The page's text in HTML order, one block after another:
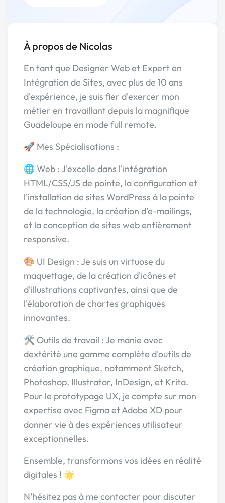
À propos de Nicolas
En tant que Designer Web et Expert en
Intégration de Sites, avec plus de 10 ans
d'expérience, je suis fier d'exercer mon
métier en travaillant depuis la magnifique
Guadeloupe en mode full remote.
🚀 Mes Spécialisations :
🌐 Web : J'excelle dans l'intégration
HTML/CSS/JS de pointe, la configuration et
l'installation de sites WordPress à la pointe
de la technologie, la création d'e-mailings,
et la conception de sites web entièrement
responsive.
🎨 UI Design : Je suis un virtuose du
maquettage, de la création d'icônes et
d'illustrations captivantes, ainsi que de
l'élaboration de chartes graphiques
innovantes.
🛠️ Outils de travail : Je manie avec
dextérité une gamme complète d'outils de
création graphique, notamment Sketch,
Photoshop, Illustrator, InDesign, et Krita.
Pour le prototypage UX, je compte sur mon
expertise avec Figma et Adobe XD pour
donner vie à des expériences utilisateur
exceptionnelles.
Ensemble, transformons vos idées en réalité
digitales ! 🌟
N'hésitez pas à me contacter pour discuter